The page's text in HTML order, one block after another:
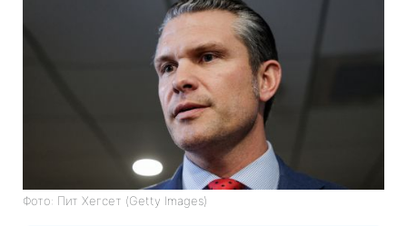
Фото: Пит Хегсет (Getty Images)